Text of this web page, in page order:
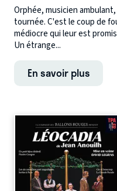
Orphée, musicien
tournée. C'est le coup de
médiocre qui leur est
Un étrange...
En savoir plus